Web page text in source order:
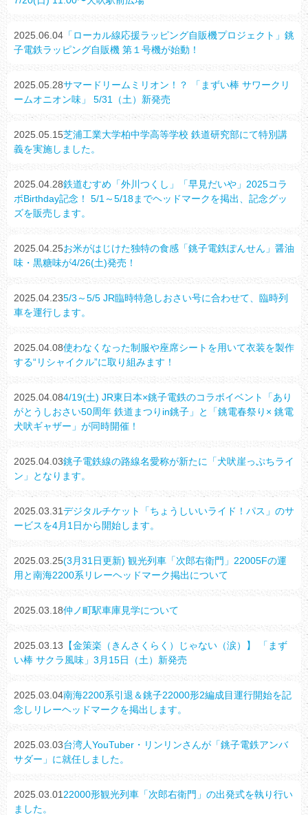
2025.06.04 「ローカル線応援ラッピング自販機プロジェクト」銚
子電鉄ラッピング自販機 第１号機が始動！
2025.05.28サマードリームミリオン！？ 「まずい棒 サワークリ
ームオニオン味」 5/31（土）新発売
2025.05.15芝浦工業大学柏中学高等学校 鉄道研究部にて特別講
義を実施しました。
2025.04.28鉄道むすめ「外川つくし」「早見だいや」2025コラ
ボBirthday記念！ 5/1～5/18までヘッドマークを掲出、記念グッ
ズを販売します。
2025.04.25お米がはじけた独特の食感「銚子電鉄ぽんせん」醤油
味・黒糖味が4/26(土)発売！
2025.04.235/3～5/5 JR臨時特急しおさい号に合わせて、臨時列
車を運行します。
2025.04.08使わなくなった制服や座席シートを用いて衣装を製作
する“リシャイクル”に取り組みます！
2025.04.084/19(土) JR東日本×銚子電鉄のコラボイベント「あり
がとうしおさい50周年 鉄道まつりin銚子」と「銚電春祭り× 銚電
犬吠ギャザー」が同時開催！
2025.04.03銚子電鉄線の路線名愛称が新たに「犬吠崖っぷちライ
ン」となります。
2025.03.31デジタルチケット「ちょうしいいライド！パス」のサ
ービスを4月1日から開始します。
2025.03.25(3月31日更新) 観光列車「次郎右衛門」22005Fの運
用と南海2200系リレーヘッドマーク掲出について
2025.03.18仲ノ町駅車庫見学について
2025.03.13 【金策楽（きんさくらく）じゃない（涙）】 「まず
い棒 サクラ風味」3月15日（土）新発売
2025.03.04南海2200系引退＆銚子22000形2編成目運行開始を記
念しリレーヘッドマークを掲出します。
2025.03.03台湾人YouTuber・リンリンさんが「銚子電鉄アンバ
サダー」に就任しました。
2025.03.01 22000形観光列車「次郎右衛門」の出発式を執り行い
ました。